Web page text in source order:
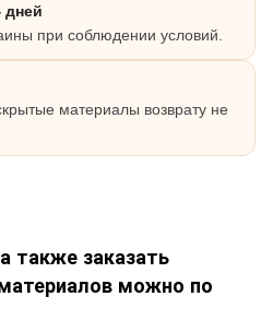
дней
при соблюдении условий.
материалы возврату не
также заказать
можно по